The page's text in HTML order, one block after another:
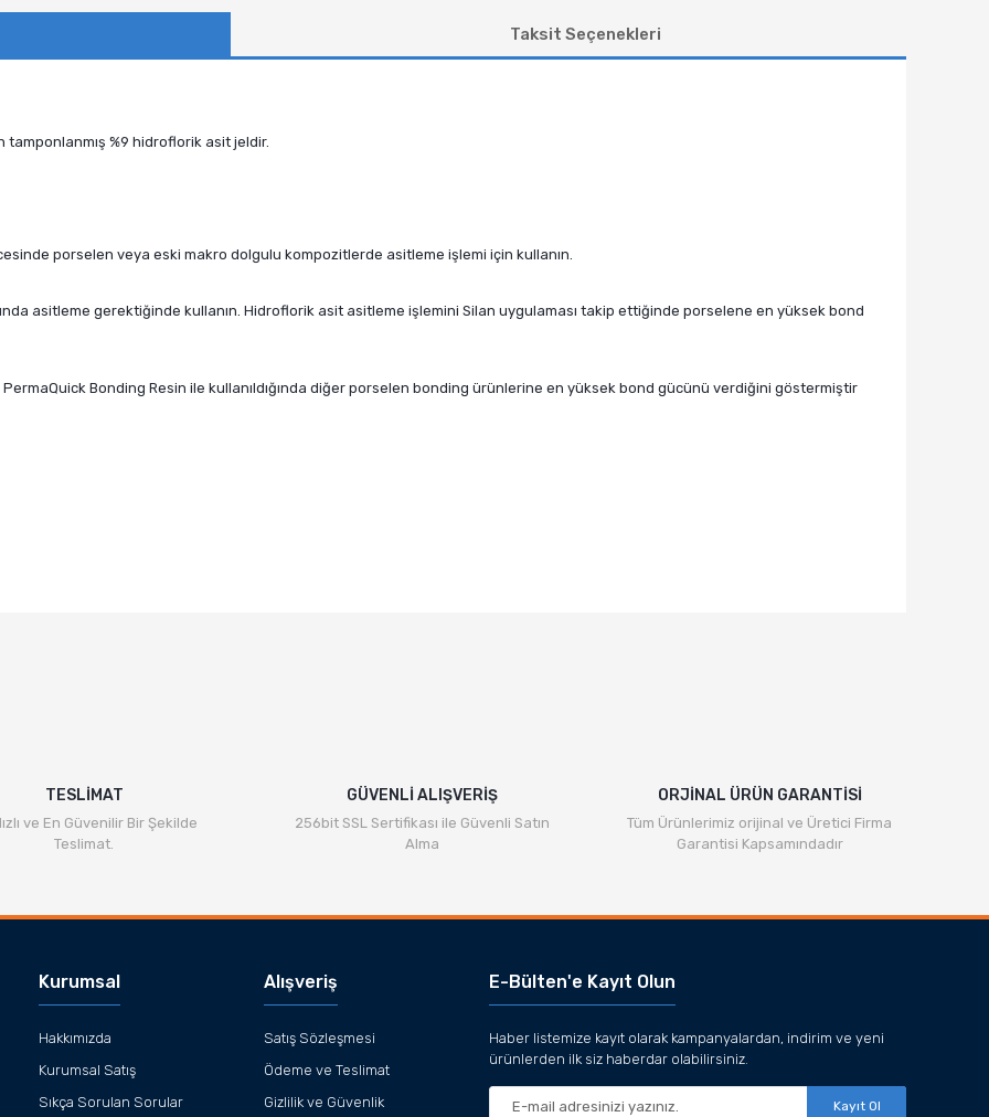
Taksit Seçenekleri
%9 hidroflorik asit jeldir.
porselen veya eski makro dolgulu kompozitlerde asitleme işlemi için kullanın.
asitleme gerektiğinde kullanın. Hidroflorik asit asitleme işlemini Silan uygulaması takip ettiğinde porselene en yüksek bond
Bonding Resin ile kullanıldığında diğer porselen bonding ürünlerine en yüksek bond gücünü verdiğini göstermiştir
TESLİMAT
ve En Güvenilir Bir Şekilde
Teslimat.
GÜVENLİ ALIŞVERİŞ
256bit SSL Sertifikası ile Güvenli Satın
Alma
ORJİNAL ÜRÜN GARANTİSİ
Tüm Ürünlerimiz orijinal ve Üretici Firma
Garantisi Kapsamındadır
Kurumsal
Hakkımızda
Kurumsal Satış
Sıkça Sorulan Sorular
Alışveriş
Satış Sözleşmesi
Ödeme ve Teslimat
Gizlilik ve Güvenlik
E-Bülten'e Kayıt Olun
Haber listemize kayıt olarak kampanyalardan, indirim ve yeni
ürünlerden ilk siz haberdar olabilirsiniz.
Kayıt Ol